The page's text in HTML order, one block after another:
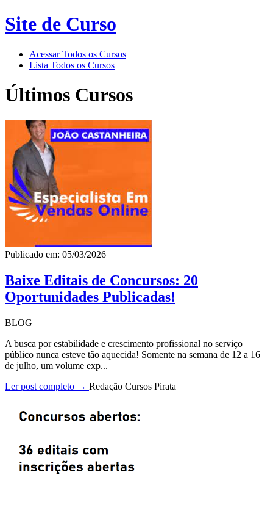
Site de Curso
Acessar Todos os Cursos
Lista Todos os Cursos
Últimos Cursos
Publicado em: 05/03/2026
Baixe Editais de Concursos: 20
Oportunidades Publicadas!
BLOG
A busca por estabilidade e crescimento profissional no serviço
público nunca esteve tão aquecida! Somente na semana de 12 a 16
de julho, um volume exp...
Ler post completo → Redação Cursos Pirata